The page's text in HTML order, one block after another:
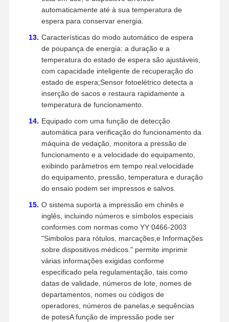
automaticamente até à sua temperatura de
espera para conservar energia.
Características do modo automático de espera
de poupança de energia: a duração e a
temperatura do estado de espera são ajustáveis,
com capacidade inteligente de recuperação do
estado de espera;Sensor fotoelétrico detecta a
inserção de sacos e restaura rapidamente a
temperatura de funcionamento.
Equipado com uma função de detecção
automática para verificação do funcionamento da
máquina de vedação, monitora a pressão de
funcionamento e a velocidade do equipamento,
exibindo parâmetros em tempo real.velocidade
do equipamento, pressão, temperatura e duração
do ensaio podem ser impressos e salvos.
O sistema suporta a impressão em chinês e
inglês, incluindo números e símbolos especiais
conformes com normas como YY 0466-2003
"Simbolos para rótulos, marcações,e Informações
sobre dispositivos médicos." permite imprimir
várias informações exigidas conforme
especificado pela regulamentação, tais como
datas de validade, números de lote, nomes de
departamentos, nomes ou códigos de
operadores, números de panelas,e sequências
de potesA função de impressão pode ser